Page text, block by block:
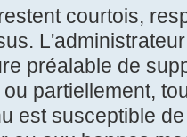
courtois,
préalable de
ou partiellement,
est susceptible